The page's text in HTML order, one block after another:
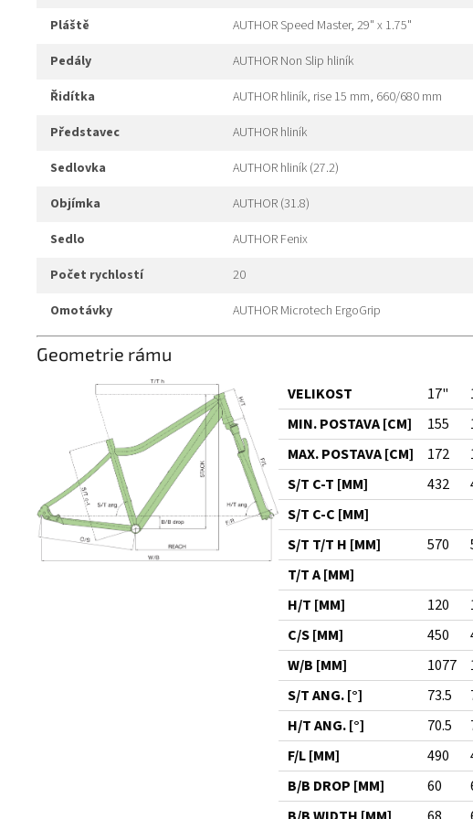
pláště
AUTHOR Speed Master, 29" x 1.75"
pedály
AUTHOR Non Slip hliník
řidítka
AUTHOR hliník, rise 15 mm, 660/680 mm
představec
AUTHOR hliník
sedlovka
AUTHOR hliník (27.2)
objímka
AUTHOR (31.8)
sedlo
AUTHOR Fenix
počet rychlostí
20
omotávky
AUTHOR Microtech ErgoGrip
Geometrie rámu
VELIKOST 17"
MIN. POSTAVA [CM]
155
MAX. POSTAVA [CM]
172
S/T C-T [MM]
432
S/T C-C [MM]
S/T T/T H [MM]
570
T/T A [MM]
H/T [MM]
120
C/S [MM]
450
W/B [MM]
1077
S/T ANG. [°]
73.5
H/T ANG. [°]
70.5
F/L [MM]
490
B/B DROP [MM]
60